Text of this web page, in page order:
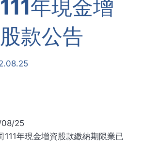
年現金增
款公告
08/25
111年現金增資股款繳納期限業已